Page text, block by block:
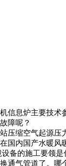
信息炉主要技术
障呢？
压缩空气起源压
在国内国产水暖风
备的施工要领是
通气管道了。 哪